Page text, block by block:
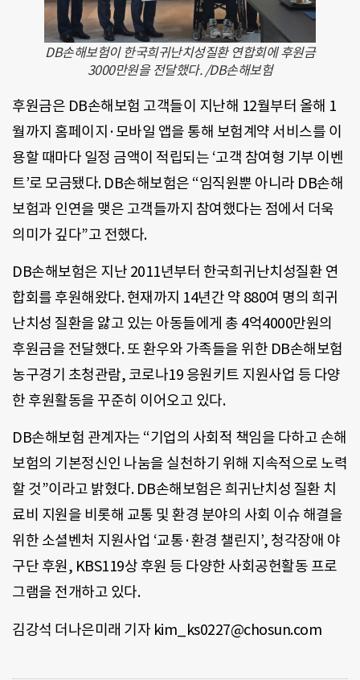
DB손해보험이 한국희귀난치성질환 연합회에 후원금
3000만원을 전달했다. /DB손해보험
후원금은 DB손해보험 고객들이 지난해 12월부터 올해 1
월까지 홈페이지·모바일 앱을 통해 보험계약 서비스를 이
용할 때마다 일정 금액이 적립되는 ‘고객 참여형 기부 이벤
트’로 모금됐다. DB손해보험은 “임직원뿐 아니라 DB손해
보험과 인연을 맺은 고객들까지 참여했다는 점에서 더욱
의미가 깊다”고 전했다.
DB손해보험은 지난 2011년부터 한국희귀난치성질환 연
합회를 후원해왔다. 현재까지 14년간 약 880여 명의 희귀
난치성 질환을 앓고 있는 아동들에게 총 4억4000만원의
후원금을 전달했다. 또 환우와 가족들을 위한 DB손해보험
농구경기 초청관람, 코로나19 응원키트 지원사업 등 다양
한 후원활동을 꾸준히 이어오고 있다.
DB손해보험 관계자는 “기업의 사회적 책임을 다하고 손해
보험의 기본정신인 나눔을 실천하기 위해 지속적으로 노력
할 것”이라고 밝혔다. DB손해보험은 희귀난치성 질환 치
료비 지원을 비롯해 교통 및 환경 분야의 사회 이슈 해결을
위한 소셜벤처 지원사업 ‘교통·환경 챌린지’, 청각장애 야
구단 후원, KBS119상 후원 등 다양한 사회공헌활동 프로
그램을 전개하고 있다.
김강석 더나은미래 기자 kim_ks0227@chosun.com